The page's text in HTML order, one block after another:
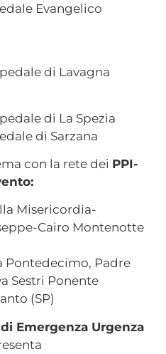
Evangelico
di Lavagna
di La Spezia
di Sarzana
con la rete dei PPI-
Misericordia-
Cairo Montenotte
Pontedecimo, Padre
Sestri Ponente
(SP)
Emergenza Urgenza